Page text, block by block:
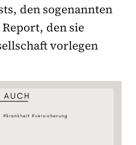
den sogenannten
den sie
vorlegen